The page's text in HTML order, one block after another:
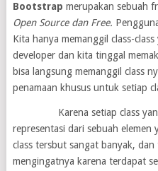
Bootstrap merupakan sebuah
Open Source dan Free.
Kita hanya memanggil class-
developer dan kita tinggal
bisa langsung memanggil class
penamaan khusus untuk setiap
Karena setiap class yang
representasi dari sebuah
class tersbut sangat banyak,
mengingatnya karena terdapat